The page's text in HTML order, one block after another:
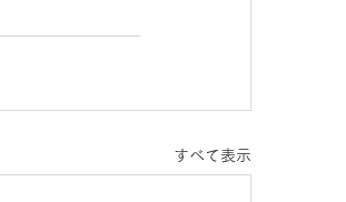
すべて表示